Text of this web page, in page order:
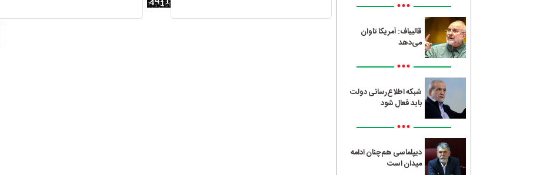
•••
قالیباف: آمریکا تاوان
می‌دهد
•••
شبکه اطلاع‌رسانی دولت
باید فعال شود
•••
دیپلماسی هم‌چنان ادامه
میدان است